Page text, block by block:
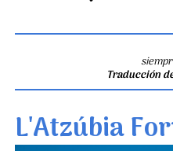
Traducción
L'Atzúbia